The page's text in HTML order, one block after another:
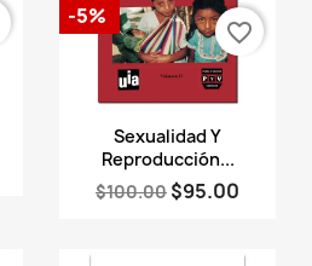
Vista rápida
Sexualidad Y
Reproducción...
$100.00 $95.00
-5%
favorite_border